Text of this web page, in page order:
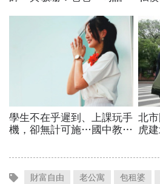
財富自由 老公寓 包租婆